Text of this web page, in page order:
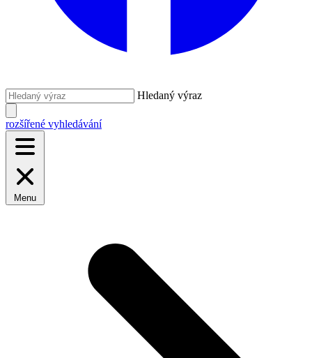
Hledaný výraz
rozšířené vyhledávání
Menu